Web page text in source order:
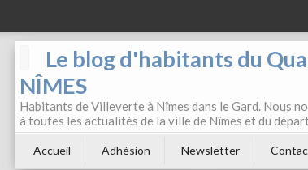
Le blog d'habitants du
NÎMES
Habitants de Villeverte à Nîmes dans le Gard. Nous
à toutes les actualités de la ville de Nîmes et du
Accueil Adhésion Newsletter